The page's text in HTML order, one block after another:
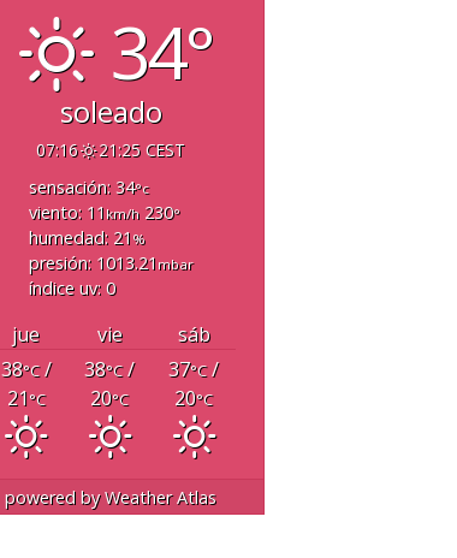
34°
soleado
07:16
21:25 CEST
sensación: 34°c
viento: 11 km/h230°
humedad: 21 %
presión: 1013.21 mbar
índice uv: 0
jue vie
sáb
38°C/
21°C
38°C/
20°C
37°C/
20°C
powered byWeather Atlas